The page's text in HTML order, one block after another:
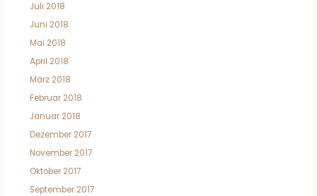
Juli 2018
Juni 2018
Mai 2018
April 2018
März 2018
Februar 2018
Januar 2018
Dezember 2017
November 2017
Oktober 2017
September 2017